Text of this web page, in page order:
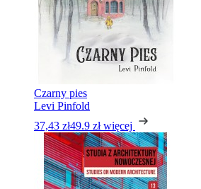
Czarny pies
Levi Pinfold
37,43 zł49.9 zł więcej